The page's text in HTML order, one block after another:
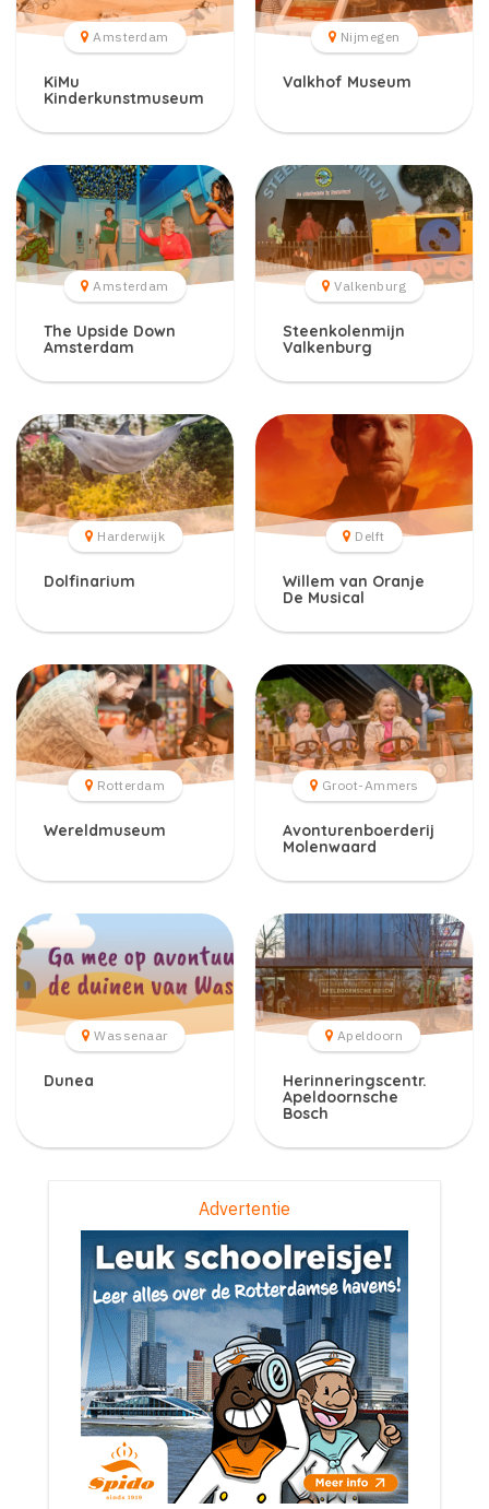
Amsterdam
KiMu
Kinderkunstmuseum
Nijmegen
Valkhof Museum
Amsterdam
The Upside Down
Amsterdam
Valkenburg
Steenkolenmijn
Valkenburg
Harderwijk
Dolfinarium
Delft
Willem van Oranje
De Musical
Rotterdam
Wereldmuseum
Groot-Ammers
Avonturenboerderij
Molenwaard
Wassenaar
Dunea
Apeldoorn
Herinneringscentr.
Apeldoornsche
Bosch
Advertentie